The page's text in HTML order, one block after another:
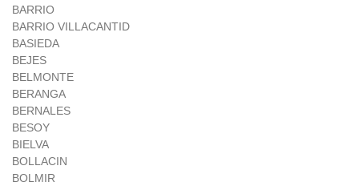
BARRIO
BARRIO VILLACANTID
BASIEDA
BEJES
BELMONTE
BERANGA
BERNALES
BESOY
BIELVA
BOLLACIN
BOLMIR